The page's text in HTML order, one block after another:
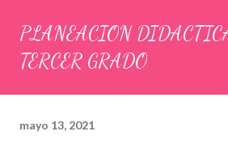
PLANEACION
TERCER GRADO
mayo 13, 2021